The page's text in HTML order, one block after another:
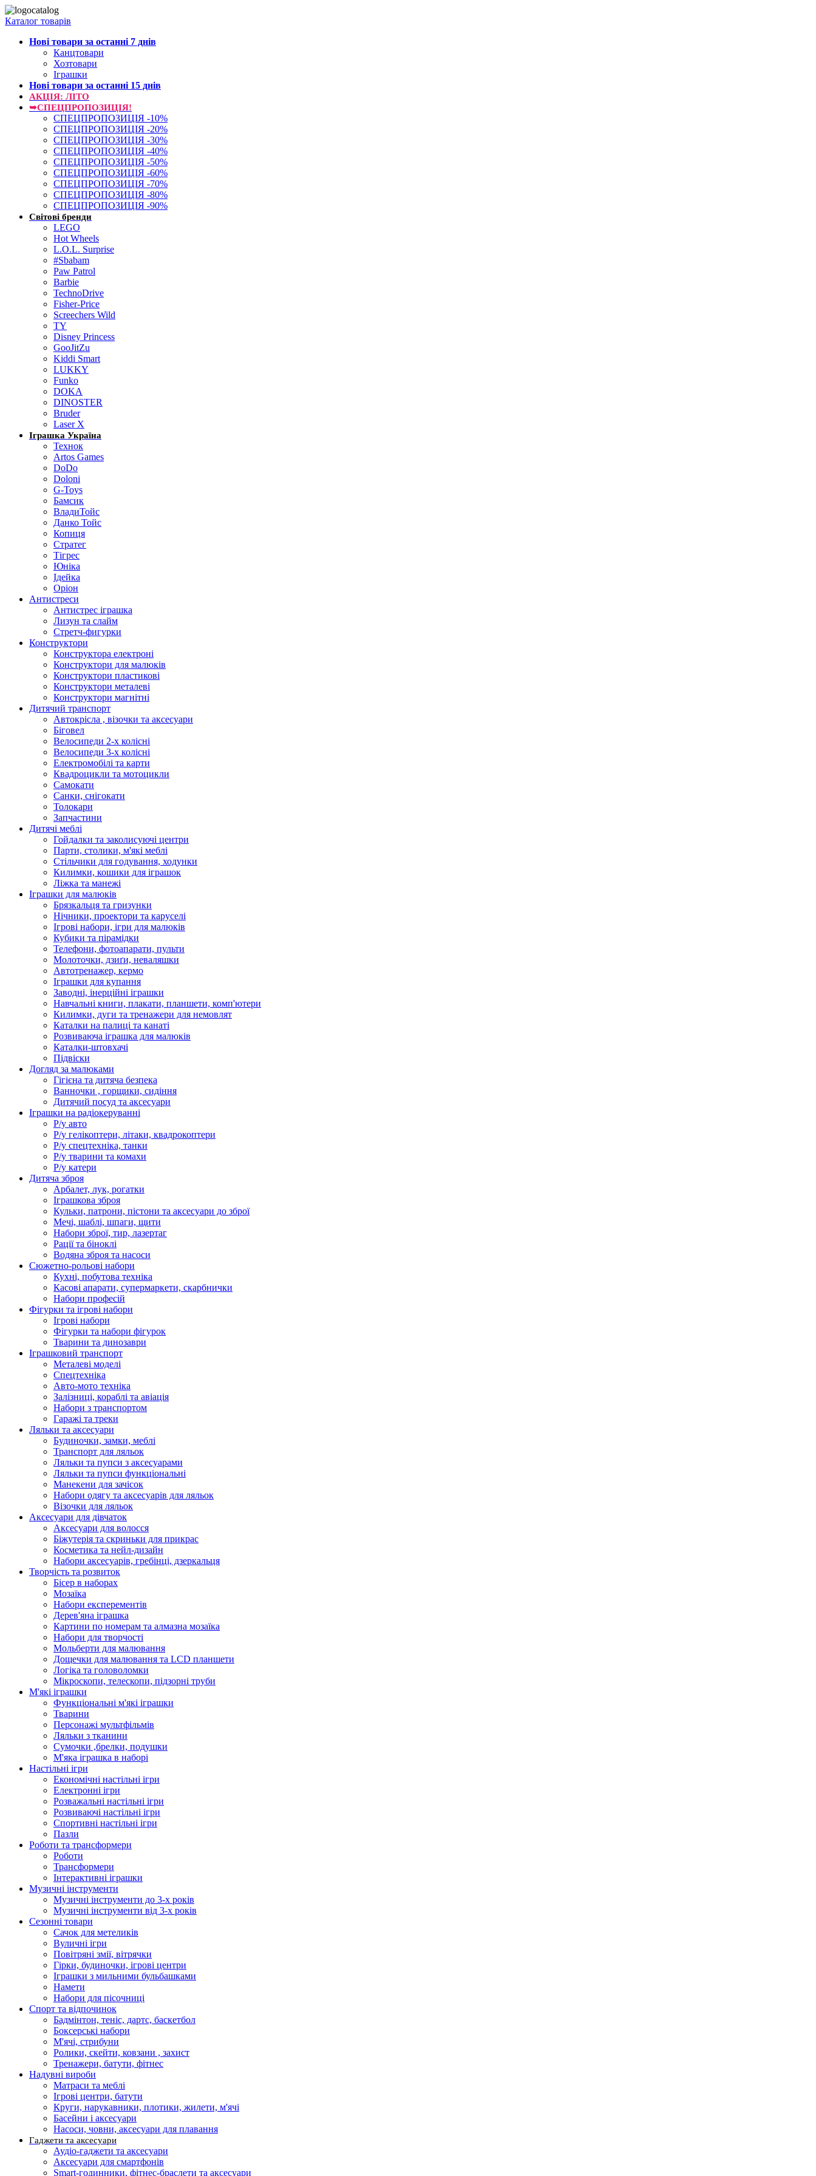
Каталог товарів
Нові товари за останнi 7 днiв
Канцтовари
Хозтовари
Іграшки
Нові товари за останнi 15 днiв
АКЦІЯ: ЛІТО
➥СПЕЦПРОПОЗИЦІЯ!
СПЕЦПРОПОЗИЦІЯ -10%
СПЕЦПРОПОЗИЦІЯ -20%
СПЕЦПРОПОЗИЦІЯ -30%
СПЕЦПРОПОЗИЦІЯ -40%
СПЕЦПРОПОЗИЦІЯ -50%
СПЕЦПРОПОЗИЦІЯ -60%
СПЕЦПРОПОЗИЦІЯ -70%
СПЕЦПРОПОЗИЦІЯ -80%
СПЕЦПРОПОЗИЦІЯ -90%
Світові бренди
LEGO
Hot Wheels
L.O.L. Surprise
#Sbabam
Paw Patrol
Barbie
TechnoDrive
Fisher-Price
Screechers Wild
TY
Disney Princess
GooJitZu
Kiddi Smart
LUKKY
Funko
DOKA
DINOSTER
Bruder
Laser X
Іграшка Україна
Технок
Artos Games
DoDo
Doloni
G-Toys
Бамсик
ВладиТойс
Данко Тойс
Копиця
Стратег
Тігрес
Юніка
Ідейка
Оріон
Антистреси
Антистрес іграшка
Лизун та слайм
Стретч-фигурки
Конструктори
Конструктора електроні
Конструктори для малюків
Конструктори пластикові
Конструктори металеві
Конструктори магнітні
Дитячий транспорт
Автокрісла , візочки та аксесуари
Біговел
Велосипеди 2-х колісні
Велосипеди 3-х колісні
Електромобілі та карти
Квадроцикли та мотоцикли
Самокати
Санки, снігокати
Толокари
Запчастини
Дитячі меблі
Гойдалки та заколисуючі центри
Парти, столики, м'які меблі
Стільчики для годування, ходунки
Килимки, кошики для іграшок
Ліжка та манежі
Іграшки для малюків
Брязкальця та гризунки
Нічники, проектори та каруселі
Ігрові набори, ігри для малюків
Кубики та пірамідки
Телефони, фотоапарати, пульти
Молоточки, дзиґи, неваляшки
Автотренажер, кермо
Іграшки для купання
Заводні, інерційні іграшки
Навчальні книги, плакати, планшети, комп'ютери
Килимки, дуги та тренажери для немовлят
Каталки на палиці та канаті
Розвиваюча іграшка для малюків
Каталки-штовхачі
Підвіски
Догляд за малюками
Гігієна та дитяча безпека
Ванночки , горщики, сидіння
Дитячий посуд та аксесуари
Іграшки на радіокеруванні
Р/у авто
Р/у гелікоптери, літаки, квадрокоптери
Р/у спецтехніка, танки
Р/у тварини та комахи
Р/у катери
Дитяча зброя
Арбалет, лук, рогатки
Іграшкова зброя
Кульки, патрони, пістони та аксесуари до зброї
Мечі, шаблі, шпаги, щити
Набори зброї, тир, лазертаг
Рації та біноклі
Водяна зброя та насоси
Сюжетно-рольові набори
Кухні, побутова техніка
Касові апарати, супермаркети, скарбнички
Набори професій
Фігурки та ігрові набори
Ігрові набори
Фігурки та набори фігурок
Тварини та динозаври
Іграшковий транспорт
Металеві моделі
Спецтехніка
Авто-мото техніка
Залізниці, кораблі та авіація
Набори з транспортом
Гаражі та треки
Ляльки та аксесуари
Будиночки, замки, меблі
Транспорт для ляльок
Ляльки та пупси з аксесуарами
Ляльки та пупси функціональні
Манекени для зачісок
Набори одягу та аксесуарів для ляльок
Візочки для ляльок
Аксесуари для дівчаток
Аксесуари для волосся
Біжутерія та скриньки для прикрас
Косметика та нейл-дизайн
Набори аксесуарів, гребінці, дзеркальця
Творчість та розвиток
Бісер в наборах
Мозаїка
Набори експерементів
Дерев'яна іграшка
Картини по номерам та алмазна мозаїка
Набори для творчості
Мольберти для малювання
Дощечки для малювання та LCD планшети
Логіка та головоломки
Мікроскопи, телескопи, підзорні труби
М'які іграшки
Функціональні м'які іграшки
Тварини
Персонажі мультфільмів
Ляльки з тканини
Сумочки ,брелки, подушки
М'яка іграшка в наборі
Настільні ігри
Економічні настільні ігри
Електронні ігри
Розважальні настільні ігри
Розвиваючі настільні ігри
Спортивні настільні ігри
Пазли
Роботи та трансформери
Роботи
Трансформери
Інтерактивні іграшки
Музичні інструменти
Музичні інструменти до 3-х років
Музичні інструменти від 3-х років
Сезонні товари
Сачок для метеликів
Вуличні ігри
Повітряні змії, вітрячки
Гірки, будиночки, ігрові центри
Іграшки з мильними бульбашками
Намети
Набори для пісочниці
Спорт та відпочинок
Бадмінтон, теніс, дартс, баскетбол
Боксерські набори
М'ячі, стрибуни
Ролики, скейти, ковзани , захист
Тренажери, батути, фітнес
Надувні вироби
Матраси та меблі
Ігрові центри, батути
Круги, нарукавники, плотики, жилети, м'ячі
Басейни і аксесуари
Насоси, човни, аксесуари для плавання
Гаджети та аксесуари
Аудіо-гаджети та аксесуари
Аксесуари для смартфонів
Smart-годинники, фітнес-браслети та аксесуари